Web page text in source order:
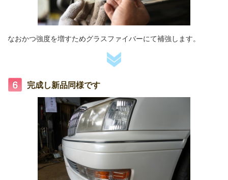
なおかつ強度を増すためグラスファイバーにて補強します。
完成し新品同様です